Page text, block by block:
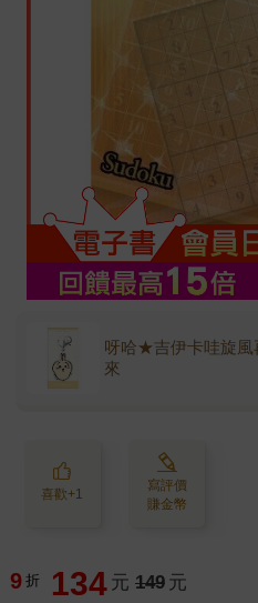
呀哈★吉伊卡哇旋風
來
喜歡+1
寫評價
賺金幣
9 折 134 元 149 元